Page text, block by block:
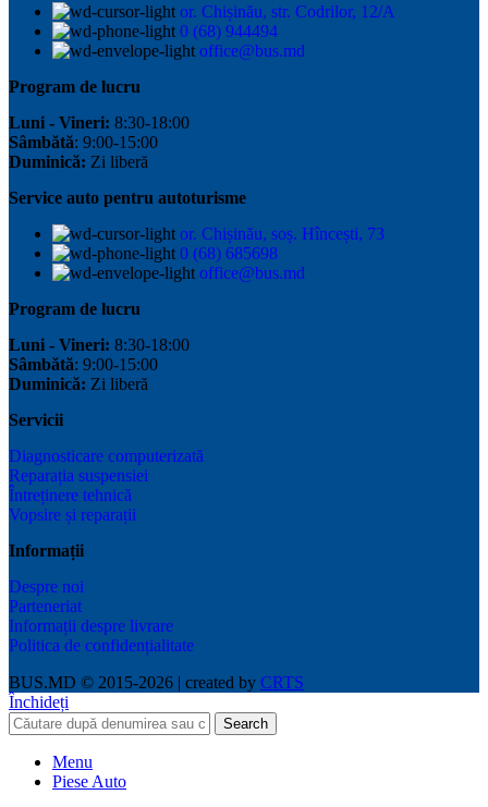
or. Chișinău, str. Codrilor, 12/A
0 (68) 944494
office@bus.md
Program de lucru
Luni - Vineri: 8:30-18:00
Sâmbătă: 9:00-15:00
Duminică: Zi liberă
Service auto pentru autoturisme
or. Chișinău, soș. Hîncești, 73
0 (68) 685698
office@bus.md
Program de lucru
Luni - Vineri: 8:30-18:00
Sâmbătă: 9:00-15:00
Duminică: Zi liberă
Servicii
Diagnosticare computerizată
Reparația suspensiei
Întreținere tehnică
Vopsire și reparații
Informații
Despre noi
Parteneriat
Informații despre livrare
Politica de confidențialitate
BUS.MD © 2015-2026 | created by CRTS
Închideți
Search
Menu
Piese Auto